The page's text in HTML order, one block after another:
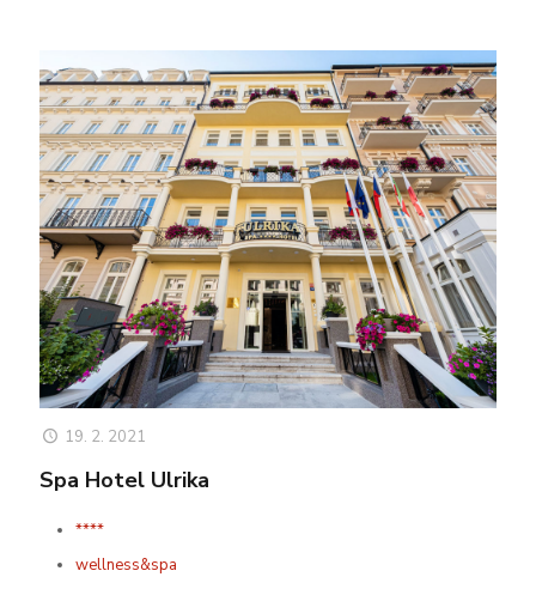
19. 2. 2021
Spa Hotel Ulrika
****
wellness&spa